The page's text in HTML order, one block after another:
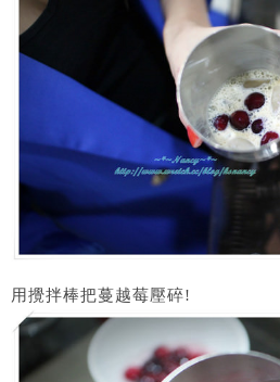
用攪拌棒把蔓越莓壓碎!